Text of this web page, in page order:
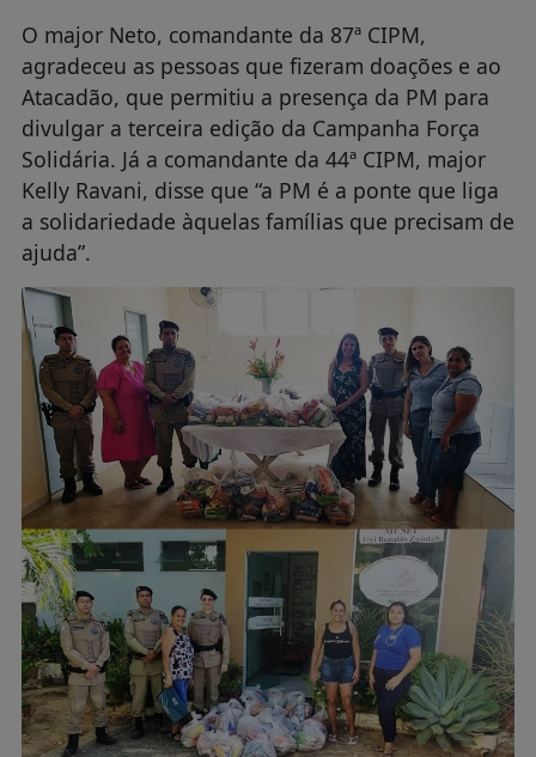
O major Neto, comandante da 87ª CIPM,
agradeceu as pessoas que fizeram doações e ao
Atacadão, que permitiu a presença da PM para
divulgar a terceira edição da Campanha Força
Solidária. Já a comandante da 44ª CIPM, major
Kelly Ravani, disse que “a PM é a ponte que liga
a solidariedade àquelas famílias que precisam de
ajuda”.